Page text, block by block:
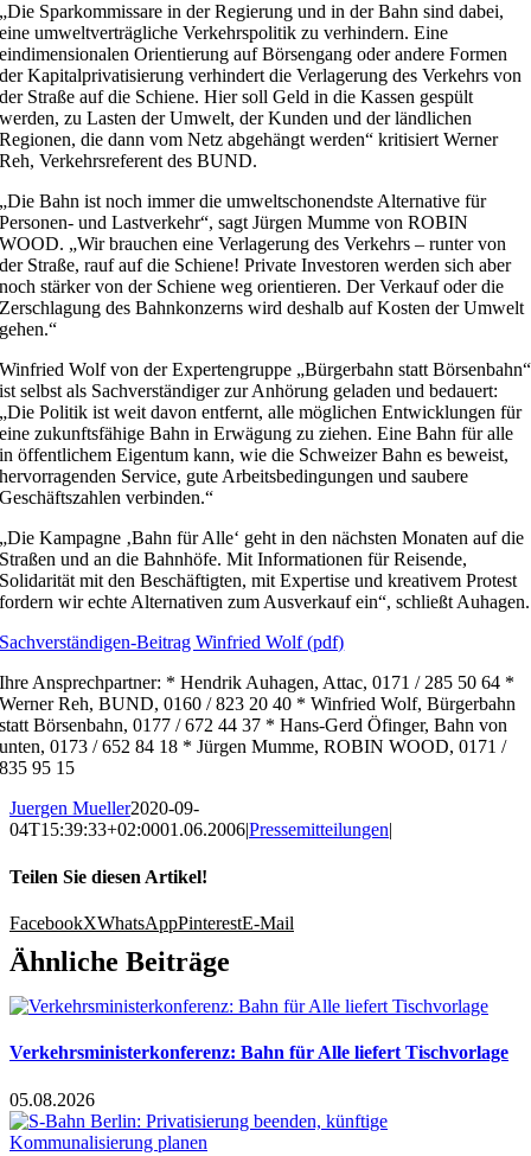
„Die Sparkommissare in der Regierung und in der Bahn sind dabei,
eine umweltverträgliche Verkehrspolitik zu verhindern. Eine
eindimensionalen Orientierung auf Börsengang oder andere Formen
der Kapitalprivatisierung verhindert die Verlagerung des Verkehrs von
der Straße auf die Schiene. Hier soll Geld in die Kassen gespült
werden, zu Lasten der Umwelt, der Kunden und der ländlichen
Regionen, die dann vom Netz abgehängt werden“ kritisiert Werner
Reh, Verkehrsreferent des BUND.
„Die Bahn ist noch immer die umweltschonendste Alternative für
Personen- und Lastverkehr“, sagt Jürgen Mumme von ROBIN
WOOD. „Wir brauchen eine Verlagerung des Verkehrs – runter von
der Straße, rauf auf die Schiene! Private Investoren werden sich aber
noch stärker von der Schiene weg orientieren. Der Verkauf oder die
Zerschlagung des Bahnkonzerns wird deshalb auf Kosten der Umwelt
gehen.“
Winfried Wolf von der Expertengruppe „Bürgerbahn statt Börsenbahn“
ist selbst als Sachverständiger zur Anhörung geladen und bedauert:
„Die Politik ist weit davon entfernt, alle möglichen Entwicklungen für
eine zukunftsfähige Bahn in Erwägung zu ziehen. Eine Bahn für alle
in öffentlichem Eigentum kann, wie die Schweizer Bahn es beweist,
hervorragenden Service, gute Arbeitsbedingungen und saubere
Geschäftszahlen verbinden.“
„Die Kampagne ‚Bahn für Alle‘ geht in den nächsten Monaten auf die
Straßen und an die Bahnhöfe. Mit Informationen für Reisende,
Solidarität mit den Beschäftigten, mit Expertise und kreativem Protest
fordern wir echte Alternativen zum Ausverkauf ein“, schließt Auhagen.
Sachverständigen-Beitrag Winfried Wolf (pdf)
Ihre Ansprechpartner: * Hendrik Auhagen, Attac, 0171 / 285 50 64 *
Werner Reh, BUND, 0160 / 823 20 40 * Winfried Wolf, Bürgerbahn
statt Börsenbahn, 0177 / 672 44 37 * Hans-Gerd Öfinger, Bahn von
unten, 0173 / 652 84 18 * Jürgen Mumme, ROBIN WOOD, 0171 /
835 95 15
Juergen Mueller2020-09-
04T15:39:33+02:0001.06.2006|Pressemitteilungen|
Teilen Sie diesen Artikel!
FacebookXWhatsAppPinterestE-Mail
Ähnliche Beiträge
Verkehrsministerkonferenz: Bahn für Alle liefert Tischvorlage
05.08.2026